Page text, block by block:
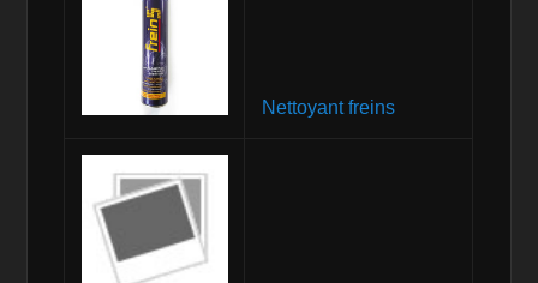
Nettoyant freins